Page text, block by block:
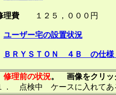
理費 １２５，０００円
ユーザー宅の設置状況
ＢＲＹＳＴＯＮ ４Ｂ の仕様
修理前の状況。 画像をクリッ
． 点検中 ケースに入れてあ